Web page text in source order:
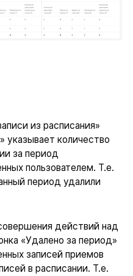
из расписания»
» указывает количество
за период
пользователем. Т.е.
период удалили
действий над
«Удалено за период»
записей приемов
в расписании. Т.е.